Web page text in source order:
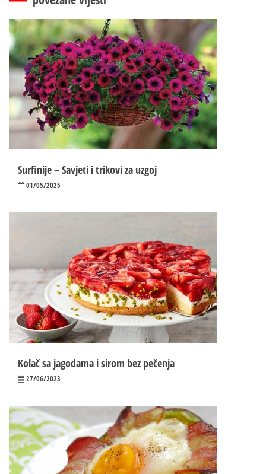
Surfinije – Savjeti i trikovi za uzgoj
01/05/2025
Kolač sa jagodama i sirom bez pečenja
27/06/2023